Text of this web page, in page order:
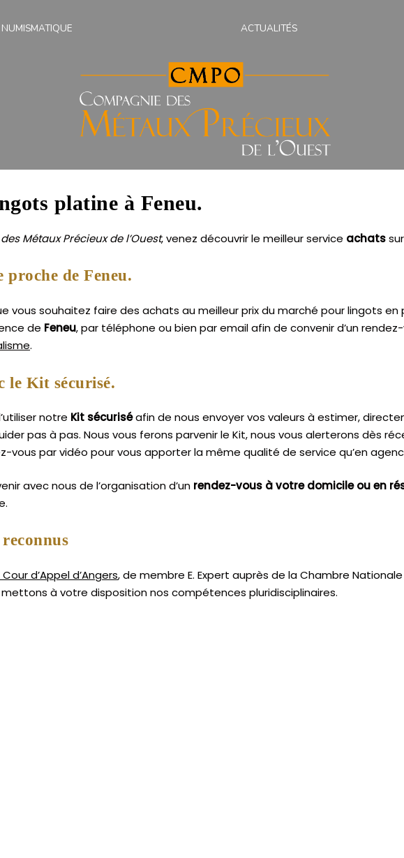
NUMISMATIQUE ACTUALITÉS
platine à Feneu.
Métaux Précieux de l’Ouest, venez découvrir le meilleur service achatssur
proche de Feneu.
vous souhaitez faire des achats au meilleur prix du marché pour lingots en
de Feneu, par téléphone ou bien par email afin de convenir d’un
.
le Kit sécurisé.
notre Kit sécuriséafin de nous envoyer vos valeurs à estimer,
pas à pas. Nous vous ferons parvenir le Kit, nous vous alerterons dès
vous par vidéo pour vous apporter la même qualité de service qu’en
avec nous de l’organisation d’un rendez-vous à votre domicile ou en
d’Appel d’Angers, de membre E. Expert auprès de laChambre
à votre disposition nos compétences pluridisciplinaires.